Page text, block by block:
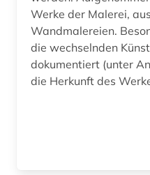
komödie (1)
konkordanz (1)
konstrukteur (1)
Werke der Malerei,
Wandmalereien.
die wechselnden
dokumentiert (unter
die Herkunft des